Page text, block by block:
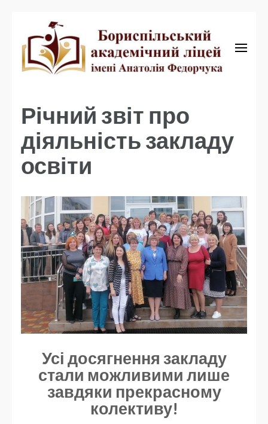
академічний ліцей
Річний звіт про
діяльність закладу
освіти
Усі досягнення закладу
стали можливими лише
завдяки прекрасному
колективу!